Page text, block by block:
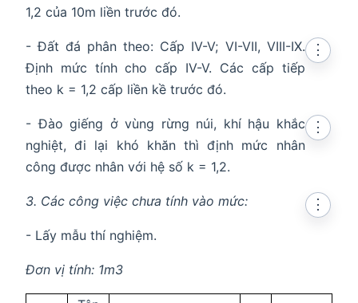
1,2 của 10m liền trước đó.
- Đất đá phân theo: Cấp IV-V; VI-VII, VIII-IX.
Định mức tính cho cấp IV-V. Các cấp tiếp
theo k = 1,2 cấp liền kề trước đó.
⋮
- Đào giếng ở vùng rừng núi, khí hậu khắc
nghiệt, đi lại khó khăn thì định mức nhân
công được nhân với hệ số k = 1,2.
⋮
3. Các công việc chưa tính vào mức:
⋮
- Lấy mẫu thí nghiệm.
Đơn vị tính: 1m3